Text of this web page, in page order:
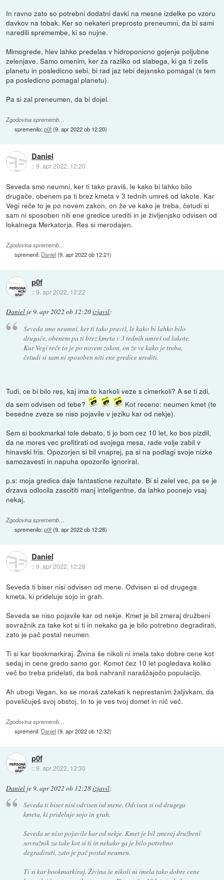
In ravno zato so potrebni dodatni davki na mesne izdelke po vzoru
davkov na tobak. Ker so nekateri preprosto preneumni, da bi sami
naredili spremembe, ki so nujne.
Mimogrede, hlev lahko predelas v hidroponicno gojenje poljubne
zelenjave. Samo omenim, ker za razliko od slabega, ki ga ti zelis
planetu in posledicno sebi, bi rad jaz tebi dejansko pomagal (s tem
pa posledicno pomagal planetu).
Pa si zal preneumen, da bi dojel.
Zgodovina sprememb…
spremenilo:p0f(9. apr 2022 ob 12:20)
Daniel
::9. apr 2022, 12:20
Seveda smo neumni, ker ti tako praviš, le kako bi lahko bilo
drugače, obenem pa ti brez kmeta v 3 tednih umreš od lakote. Kar
Vegi reče to je po novem zakon, on že ve kako je treba, četudi si
sam ni sposoben niti ene gredice urediti in je življenjsko odvisen od
lokalnega Merkatorja. Res si merodajen.
Zgodovina sprememb…
spremenil: Daniel(9. apr 2022 ob 12:21)
p0f
::9. apr 2022, 12:22
Daniel je9. apr 2022 ob 12:20izjavil:
Seveda smo neumni, ker ti tako praviš, le kako bi lahko bilo
drugače, obenem pa ti brez kmeta v 3 tednih umreš od lakote.
Kar Vegi reče to je po novem zakon, on že ve kako je treba,
četudi si sam ni sposoben niti ene gredice urediti.
Tudi, ce bi bilo res, kaj ima to karkoli veze s cimerkoli? A se ti zdi,
da sem odvisen od tebe?
Kot receno: neumen kmet (te
besedne zveze se niso pojavile v jeziku kar od nekje).
Sem si bookmarkal tole debato, ti jo bom cez 10 let, ko bos pizdil,
da ne mores vec profitirati od svojega mesa, rade volje zabil v
hinavski fris. Opozorjen si bil vnaprej, pa si na podlagi svoje nizke
samozavesti in napuha opozorilo ignoriral.
p.s: moja gredica daje fantasticne rezultate. Bi si zelel vec, pa se je
drzava odlocila zascititi manj inteligentne, da lahko pocnejo vsaj
nekaj.
Zgodovina sprememb…
spremenilo:p0f(9. apr 2022 ob 12:28)
Daniel
::9. apr 2022, 12:28
Seveda ti biser nisi odvisen od mene. Odvisen si od drugega
kmeta, ki prideluje sojo in grah.
Seveda se niso pojavile kar od nekje. Kmet je bil zmeraj družbeni
sovražnik za take kot si ti in nekako ga je bilo potrebno degradirati,
zato je pač postal neumen.
Ti si kar bookmarkiraj. Živina še nikoli ni imela tako dobre cene kot
sedaj in cene gredo samo gor. Komot čez 10 let pogledava koliko
več bo treba pridelati, da boš nahranil naraščajočo populacijo.
Ah ubogi Vegan, ko se moraš zatekati k neprestanim žaljivkam, da
poveličuješ svoj obstoj. In to je ves tvoj domet in nič več.
Zgodovina sprememb…
spremenil: Daniel(9. apr 2022 ob 12:32)
p0f
::9. apr 2022, 12:30
Daniel je9. apr 2022 ob 12:28izjavil:
Seveda ti biser nisi odvisen od mene. Odvisen si od drugega
kmeta, ki prideluje sojo in grah.
Seveda se niso pojavile kar od nekje. Kmet je bil zmeraj družbeni
sovražnik za take kot si ti in nekako ga je bilo potrebno
degradirati, zato je pač postal neumen.
Ti si kar bookmarkiraj. Živina še nikoli ni imela tako dobre cene